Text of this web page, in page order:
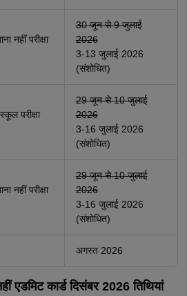
नहीं परीक्षा
30 जून से 9 जुलाई
2026
3-13 जुलाई 2026
(संशोधित)
परीक्षा
29 जून से 10 जुलाई
2026
3-16 जुलाई 2026
(संशोधित)
नहीं परीक्षा
29 जून से 10 जुलाई
2026
3-16 जुलाई 2026
(संशोधित)
अगस्त 2026
एडमिट कार्ड दिसंबर 2026 तिथियां